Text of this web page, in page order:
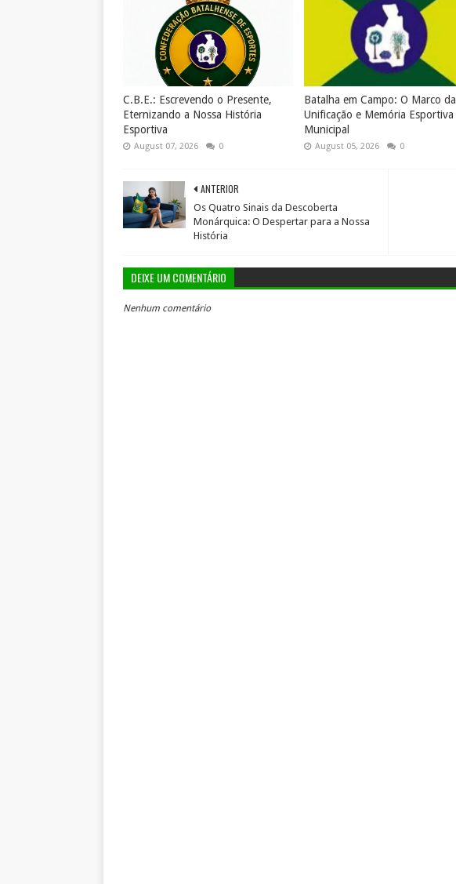
C.B.E.: Escrevendo o Presente,
Eternizando a Nossa História
Esportiva
August 07, 2026 0
Batalha em Campo: O Marco da
Unificação e Memória Esportiva
Municipal
August 05, 2026 0
ANTERIOR
Os Quatro Sinais da Descoberta
Monárquica: O Despertar para a Nossa
História
DEIXE UM COMENTÁRIO
Nenhum comentário